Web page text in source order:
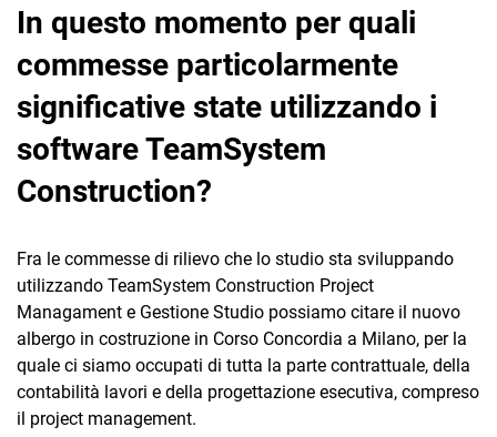
In questo momento per quali
commesse particolarmente
significative state utilizzando i
software TeamSystem
Construction?
Fra le commesse di rilievo che lo studio sta sviluppando
utilizzando TeamSystem Construction Project
Managament e Gestione Studio possiamo citare il nuovo
albergo in costruzione in Corso Concordia a Milano, per la
quale ci siamo occupati di tutta la parte contrattuale, della
contabilità lavori e della progettazione esecutiva, compreso
il project management.